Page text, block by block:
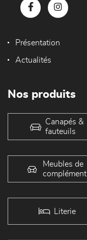
Présentation
Actualités
Nos produits
Canapés &
fauteuils
Meubles de
complément
Literie